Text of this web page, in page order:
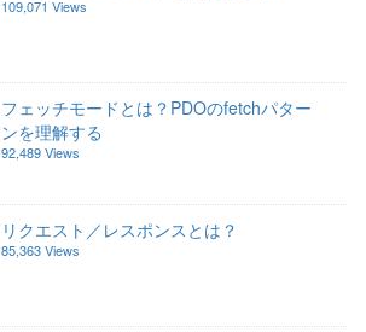
109,071 Views
フェッチモードとは？PDOのfetchパター
ンを理解する
92,489 Views
リクエスト／レスポンスとは？
85,363 Views